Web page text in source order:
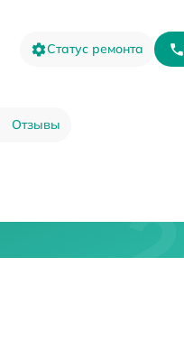
Статус ремонта
Отзывы